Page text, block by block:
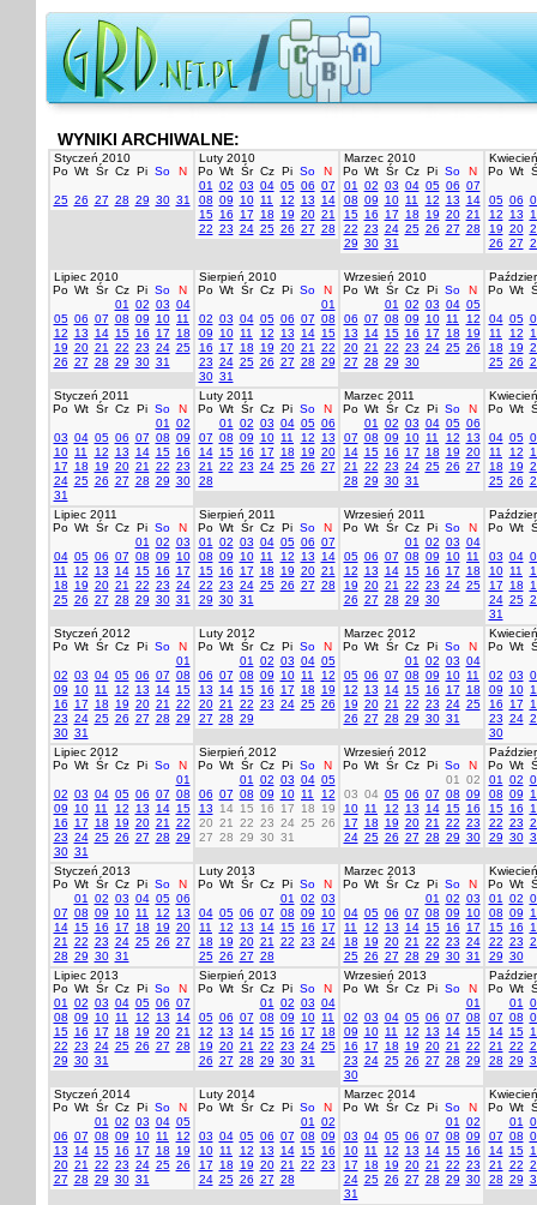
WYNIKI ARCHIWALNE:
Styczeń 2010
Po Wt Śr Cz Pi So N
25 26 27 28 29 30 31
Luty 2010
Po Wt Śr Cz Pi So
N
01
02 03 04 05 06 07
08 09 10 11 12 13
14
15 16 17 18 19 20 21
22 23 24 25 26 27 28
Marzec 2010
Po Wt Śr Cz Pi So
N
01
02 03 04 05 06 07
08 09 10 11 12 13
14
15 16 17 18 19 20 21
22 23 24 25 26 27 28
29 30 31
Po Wt
05 06
12
13
19 20
26 27
Lipiec 2010
Po Wt Śr Cz Pi So
N
01
02 03 04
05 06 07 08 09 10 11
12
13 14 15 16 17
18
19 20 21 22 23 24 25
26 27 28 29 30 31
Sierpień 2010
Po Wt Śr Cz Pi So
N
01
02 03 04 05 06 07 08
09
10 11 12 13 14 15
16
17 18 19 20 21
22
23 24 25 26 27 28 29
30 31
Wrzesień 2010
Po Wt Śr Cz Pi So
N
01
02 03 04 05
06 07 08 09 10 11
12
13
14 15 16 17 18
19
20 21 22 23 24 25 26
27 28 29 30
Po Wt
04 05
11
12
18
19
25 26
Styczeń 2011
Po Wt Śr Cz Pi So
N
01
02
03 04 05 06 07 08 09
10 11 12 13 14 15 16
17
18 19 20 21 22 23
24 25 26 27 28 29 30
31
Luty 2011
Po Wt Śr Cz Pi So
N
01
02 03 04 05 06
07 08 09 10 11 12
13
14 15 16 17 18 19 20
21
22 23 24 25 26 27
28
Marzec 2011
Po Wt Śr Cz Pi So
N
01
02 03 04 05 06
07 08 09 10 11 12
13
14 15 16 17 18 19 20
21
22 23 24 25 26 27
28 29 30 31
Po Wt
04 05
11
12
18
19
25 26
Lipiec 2011
Po Wt Śr Cz Pi So
N
01
02 03
04 05 06 07 08 09
10
11
12 13 14 15 16
17
18
19 20 21 22 23 24
25 26 27 28 29 30 31
Sierpień 2011
Po Wt Śr Cz Pi So
N
01
02 03 04 05 06 07
08 09 10 11 12 13
14
15 16 17 18 19 20 21
22 23 24 25 26 27 28
29 30 31
Wrzesień 2011
Po Wt Śr Cz Pi So
N
01
02 03 04
05 06 07 08 09 10 11
12
13 14 15 16 17
18
19 20 21 22 23 24 25
26 27 28 29 30
Po Wt
03 04
10 11
17
18
24 25
31
Styczeń 2012
Po Wt Śr Cz Pi So
N
01
02 03 04 05 06 07 08
09
10 11 12 13 14 15
16
17 18 19 20 21
22
23 24 25 26 27 28 29
30 31
Luty 2012
Po Wt Śr Cz Pi So
N
01
02 03 04 05
06 07 08 09 10 11
12
13
14 15 16 17 18
19
20 21 22 23 24 25 26
27 28 29
Marzec 2012
Po Wt Śr Cz Pi So
N
01
02 03 04
05 06 07 08 09 10 11
12
13 14 15 16 17
18
19 20 21 22 23 24 25
26 27 28 29 30 31
Po Wt
02 03
09
10
16
17
23 24
30
Lipiec 2012
Po Wt Śr Cz Pi So
N
01
02 03 04 05 06 07 08
09
10 11 12 13 14 15
16
17 18 19 20 21
22
23 24 25 26 27 28 29
30 31
Sierpień 2012
Po Wt Śr Cz Pi So
N
01
02 03 04 05
06 07 08 09 10 11
12
13
14 15 16 17 18
19
20 21 22 23 24 25 26
27 28 29 30 31
Wrzesień 2012
Po Wt Śr Cz Pi So
N
01
02
03 04 05 06 07 08 09
10 11 12 13 14 15 16
17
18 19 20 21 22 23
24 25 26 27 28 29 30
Po Wt
01
02
08 09
15 16
22 23
29 30
Styczeń 2013
Po Wt Śr Cz Pi So
N
01
02 03 04 05 06
07 08 09 10 11 12
13
14 15 16 17 18 19 20
21
22 23 24 25 26 27
28 29 30 31
Luty 2013
Po Wt Śr Cz Pi So
N
01
02 03
04 05 06 07 08 09
10
11
12 13 14 15 16
17
18
19 20 21 22 23 24
25 26 27 28
Marzec 2013
Po Wt Śr Cz Pi So
N
01
02 03
04 05 06 07 08 09
10
11
12 13 14 15 16
17
18
19 20 21 22 23 24
25 26 27 28 29 30 31
Po Wt
01
02
08 09
15 16
22 23
29 30
Lipiec 2013
Po Wt Śr Cz Pi So
N
01
02 03 04 05 06 07
08 09 10 11 12 13
14
15 16 17 18 19 20 21
22 23 24 25 26 27 28
29 30 31
Sierpień 2013
Po Wt Śr Cz Pi So
N
01
02 03 04
05 06 07 08 09 10 11
12
13 14 15 16 17
18
19 20 21 22 23 24 25
26 27 28 29 30 31
Wrzesień 2013
Po Wt Śr Cz Pi So
N
01
02 03 04 05 06 07 08
09
10 11 12 13 14 15
16
17 18 19 20 21
22
23 24 25 26 27 28 29
30
Po Wt
01
07 08
14 15
21
22
28 29
Styczeń 2014
Po Wt Śr Cz Pi So
N
01
02 03 04 05
06 07 08 09 10 11
12
13
14 15 16 17 18
19
20 21 22 23 24 25 26
27 28 29 30 31
Luty 2014
Po Wt Śr Cz Pi So
N
01
02
03 04 05 06 07 08 09
10 11 12 13 14 15 16
17
18 19 20 21 22 23
24 25 26 27 28
Marzec 2014
Po Wt Śr Cz Pi So
N
01
02
03 04 05 06 07 08 09
10 11 12 13 14 15 16
17
18 19 20 21 22 23
24 25 26 27 28 29 30
31
Po Wt
01
07 08
14 15
21
22
28 29